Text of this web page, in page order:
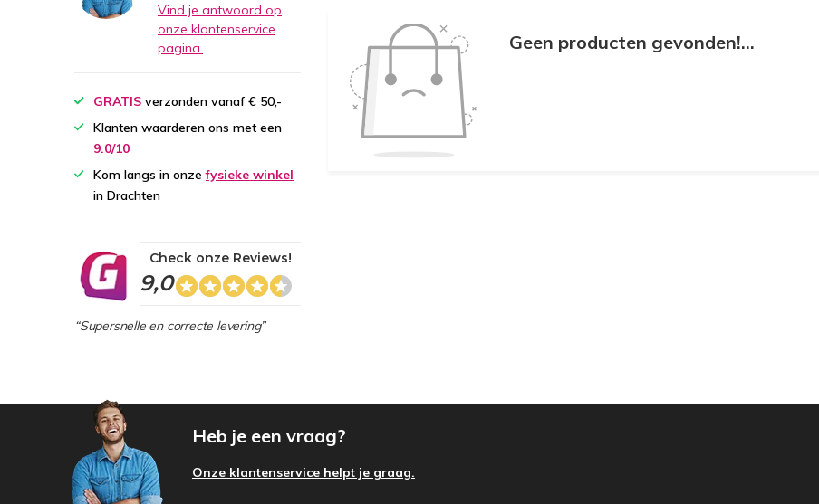
Geen producten gevonden!...
Vind je antwoord op
onze klantenservice
pagina.
GRATIS verzonden vanaf € 50,-
Klanten waarderen ons met een
9.0/10
Kom langs in onzefysieke winkel
in Drachten
9,0
Check onze Reviews!
“Supersnelle en correcte levering”
Heb je een vraag?
Onze klantenservice helpt je graag.